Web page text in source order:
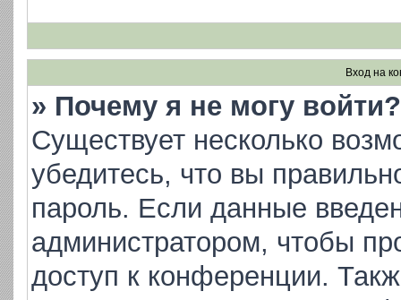
Вход на
» Почему я не могу войти?
Существует несколько
убедитесь, что вы
пароль. Если данные
администратором, чтобы
доступ к конференции.